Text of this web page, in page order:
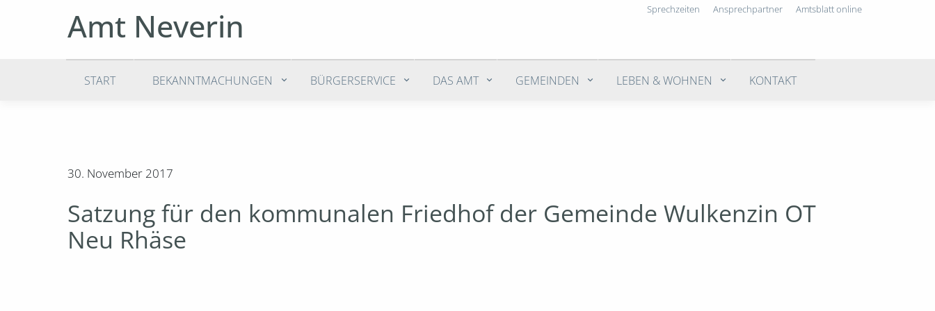
Amt Neverin Sprechzeiten Ansprechpartner Amtsblatt online
START BEKANNTMACHUNGEN BÜRGERSERVICE DAS AMT GEMEINDEN LEBEN & WOHNEN KONTAKT
30. November 2017
Satzung für den kommunalen Friedhof der Gemeinde Wulkenzin OT
Neu Rhäse